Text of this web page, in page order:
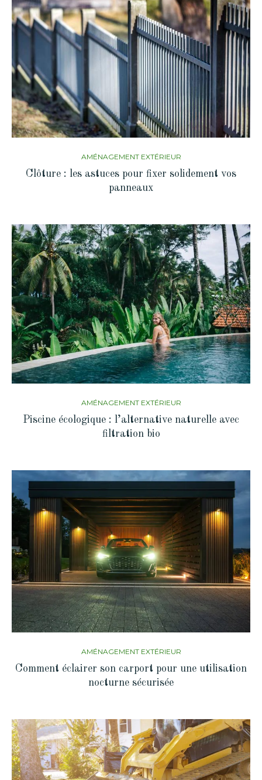
AMÉNAGEMENT EXTÉRIEUR
Clôture : les astuces pour fixer solidement vos
panneaux
AMÉNAGEMENT EXTÉRIEUR
Piscine écologique : l’alternative naturelle avec
filtration bio
AMÉNAGEMENT EXTÉRIEUR
Comment éclairer son carport pour une utilisation
nocturne sécurisée